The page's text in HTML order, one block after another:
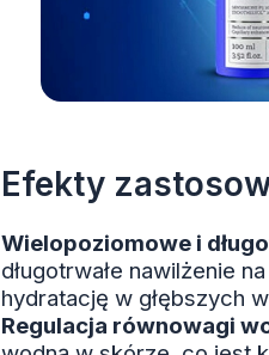
Efekty
Wielopoziomowe i
długotrwałe nawilżenie
hydratację w głębszych
Regulacja równowagi